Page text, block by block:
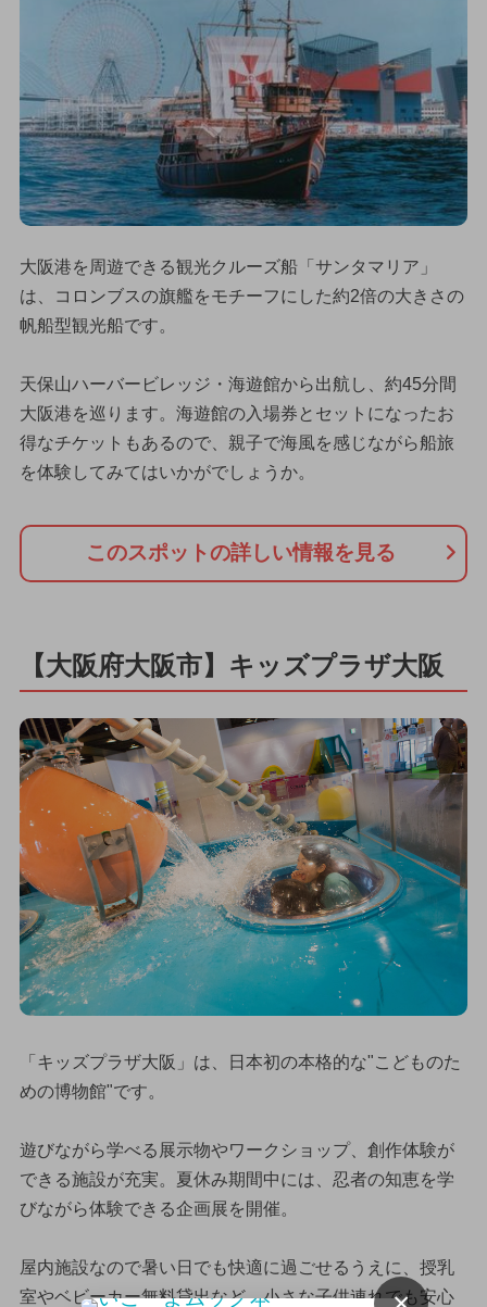
大阪港を周遊できる観光クルーズ船「サンタマリア」
は、コロンブスの旗艦をモチーフにした約2倍の大きさの
帆船型観光船です。
天保山ハーバービレッジ・海遊館から出航し、約45分間
大阪港を巡ります。海遊館の入場券とセットになったお
得なチケットもあるので、親子で海風を感じながら船旅
を体験してみてはいかがでしょうか。
このスポットの詳しい情報を見る
【大阪府大阪市】キッズプラザ大阪
「キッズプラザ大阪」は、日本初の本格的な"こどものた
めの博物館"です。
遊びながら学べる展示物やワークショップ、創作体験が
できる施設が充実。夏休み期間中には、忍者の知恵を学
びながら体験できる企画展を開催。
屋内施設なので暑い日でも快適に過ごせるうえに、授乳
室やベビーカー無料貸出など、小さな子供連れでも安心